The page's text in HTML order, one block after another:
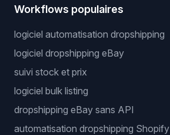
Workflows populaires
logiciel automatisation dropshipping
logiciel dropshipping eBay
suivi stock et prix
logiciel bulk listing
dropshipping eBay sans API
automatisation dropshipping Shopify